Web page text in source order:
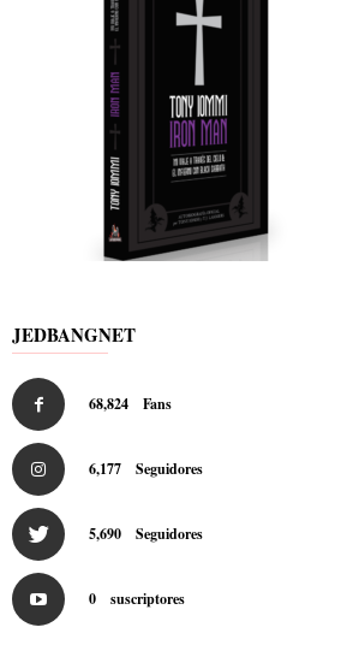
JEDBANGNET
68,824 Fans
6,177 Seguidores
5,690 Seguidores
0 suscriptores